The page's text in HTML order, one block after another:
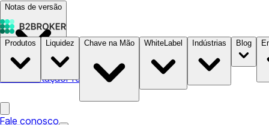
Notas de versão
DocumentaçãoPreços B2STORE
Produtos Liquidez Chave na Mão WhiteLabel Indústrias Blog
Fale conosco